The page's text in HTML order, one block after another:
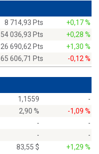
8 714,93 Pts
+0,17 %
54 036,93 Pts
+0,28 %
26 690,62 Pts
+1,30 %
65 606,71 Pts -0,12 %
1,1559
-
2,90 %
-1,09 %
-
-
-
-
83,55 $ +1,29 %